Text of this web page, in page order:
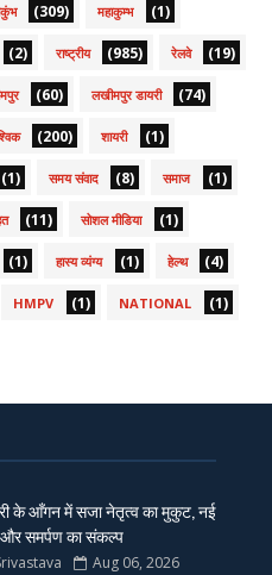
(309) महाकुम्भ (1)
(2) राष्ट्रीय (985) रेलवे (19)
(60) लखीमपुर डायरी (74)
(200) शायरी (1)
(1) समय संवाद (8) समाज (1)
(11) सोशल मीडिया (1)
(1) हास्य व्यंग्य (1) हेल्थ (4)
HMPV (1) NATIONAL (1)
के आँगन में सजा नेतृत्व का मुकुट, नई
और समर्पण का संकल्प
Aug 06, 2026